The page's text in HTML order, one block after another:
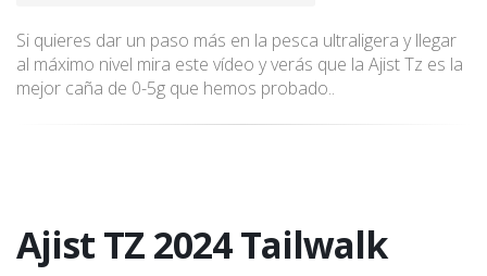
Si quieres dar un paso más en la pesca ultraligera y llegar
al máximo nivel mira este vídeo y verás que la Ajist Tz es la
mejor caña de 0-5g que hemos probado..
Ajist TZ 2024 Tailwalk